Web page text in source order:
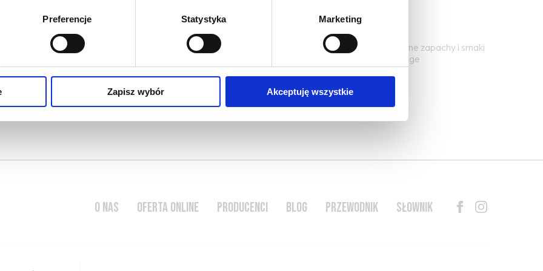
Preferencje Statystyka Marketing
Zapisz wybór Akceptuję wszystkie
zachowane zostały
z zasadniczych
określeń
wskazuje się …
owoc
aromaty i smaki owocowe w winie; jego pierwotne, botaniczne zapachy i smaki
pozostające w nim niezmienione w procesie winifikacji i elevage
O NAS OFERTA ONLINE PRODUCENCI BLOG PRZEWODNIK SŁOWNIK